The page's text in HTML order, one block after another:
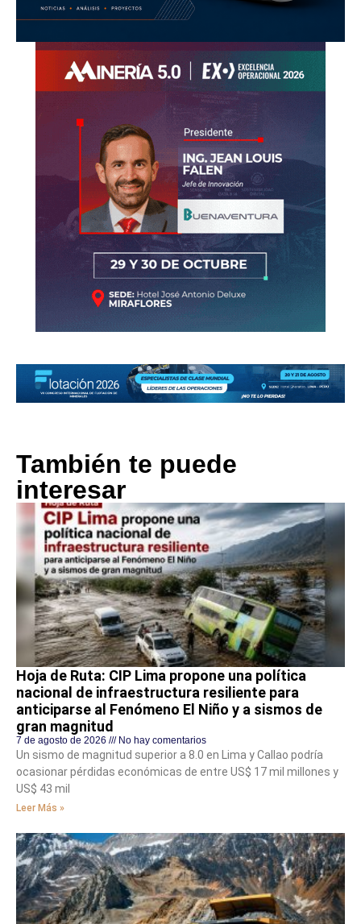
También te puede
interesar
Hoja de Ruta: CIP Lima propone una política
nacional de infraestructura resiliente para
anticiparse al Fenómeno El Niño y a sismos de
gran magnitud
7 de agosto de 2026 No hay comentarios
Un sismo de magnitud superior a 8.0 en Lima y Callao podría
ocasionar pérdidas económicas de entre US$ 17 mil millones y
US$ 43 mil
Leer Más »